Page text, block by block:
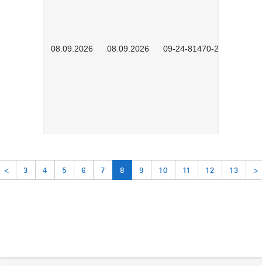
08.09.2026 08.09.2026 09-24-81470-2601
< 3 4 5 6 7 8 9 10 11 12 13 >